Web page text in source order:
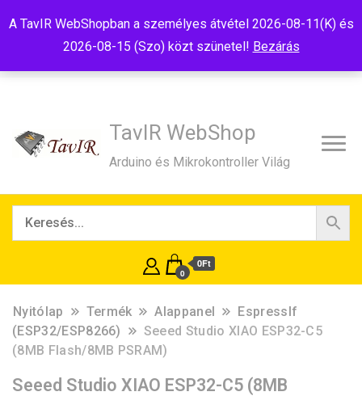
A TavIR WebShopban a személyes átvétel 2026-08-11(K) és
2026-08-15 (Szo) közt szünetel! Bezárás
TavIR WebShop
Arduino és Mikrokontroller Világ
0
0Ft
Nyitólap Termék Alappanel
EspressIf
(ESP32/ESP8266)
Seeed Studio XIAO ESP32-C5
(8MB Flash/8MB PSRAM)
Seeed Studio XIAO ESP32-C5 (8MB